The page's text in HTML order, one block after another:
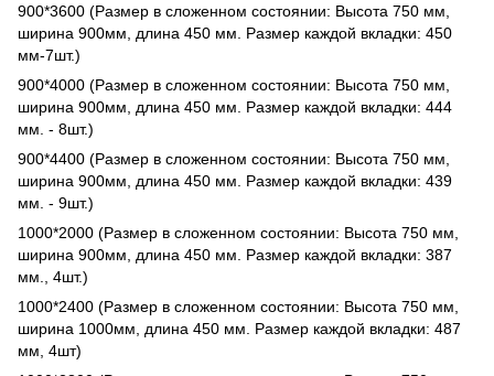
900*3600 (Размер в сложенном состоянии: Высота 750 мм,
ширина 900мм, длина 450 мм. Размер каждой вкладки: 450
мм-7шт.)
900*4000 (Размер в сложенном состоянии: Высота 750 мм,
ширина 900мм, длина 450 мм. Размер каждой вкладки: 444
мм. - 8шт.)
900*4400 (Размер в сложенном состоянии: Высота 750 мм,
ширина 900мм, длина 450 мм. Размер каждой вкладки: 439
мм. - 9шт.)
1000*2000 (Размер в сложенном состоянии: Высота 750 мм,
ширина 900мм, длина 450 мм. Размер каждой вкладки: 387
мм., 4шт.)
1000*2400 (Размер в сложенном состоянии: Высота 750 мм,
ширина 1000мм, длина 450 мм. Размер каждой вкладки: 487
мм, 4шт)